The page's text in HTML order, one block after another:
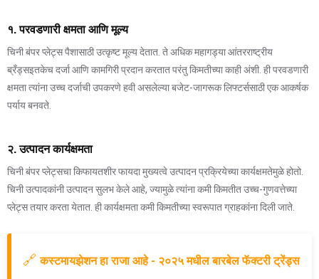
१. परवडणारी क्षमता आणि मूल्य
चिनी बंपर प्लेट्स पैशासाठी उत्कृष्ट मूल्य देतात. ते अधिक महागड्या आंतरराष्ट्रीय
ब्रँड्सइतकेच दर्जा आणि कामगिरी प्रदान करतात परंतु किमतीच्या काही अंशी. ही परवडणारी
क्षमता त्यांना उच्च दर्जाची उपकरणे हवी असलेल्या बजेट-जागरूक लिफ्टर्ससाठी एक आकर्षक
पर्याय बनवते.
२. उत्पादन कार्यक्षमता
चिनी बंपर प्लेट्सचा किफायतशीर फायदा मुख्यत्वे उत्पादन प्रक्रियेच्या कार्यक्षमतेमुळे होतो.
चिनी उत्पादकांनी उत्पादन सुलभ केले आहे, ज्यामुळे त्यांना कमी किमतीत उच्च-गुणवत्तेच्या
प्लेट्स तयार करता येतात. ही कार्यक्षमता कमी किमतीच्या स्वरूपात ग्राहकांना दिली जाते.
🔗 कस्टमायझेशन हा राजा आहे - २०२५ मधील बारबेल फॅक्टरी ट्रेंड्स